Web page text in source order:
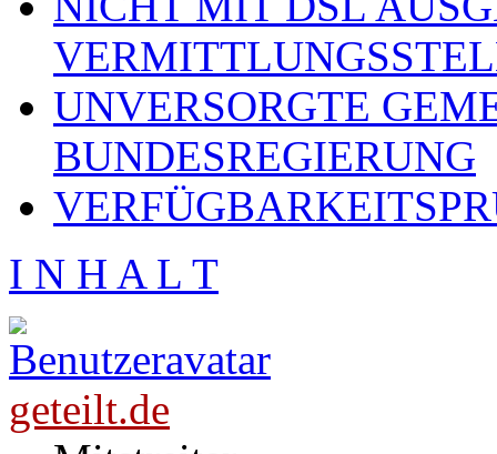
UNVERSORGTE
BUNDESREGIERUNG
I N H A L T
geteilt.de